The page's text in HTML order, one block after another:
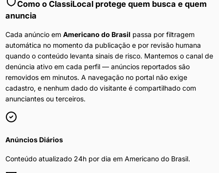
Como o ClassiLocal protege quem busca e quem
anuncia
Cada anúncio em Americano do Brasil passa por filtragem
automática no momento da publicação e por revisão humana
quando o conteúdo levanta sinais de risco. Mantemos o canal de
denúncia ativo em cada perfil — anúncios reportados são
removidos em minutos. A navegação no portal não exige
cadastro, e nenhum dado do visitante é compartilhado com
anunciantes ou terceiros.
Anúncios Diários
Conteúdo atualizado 24h por dia em Americano do Brasil.